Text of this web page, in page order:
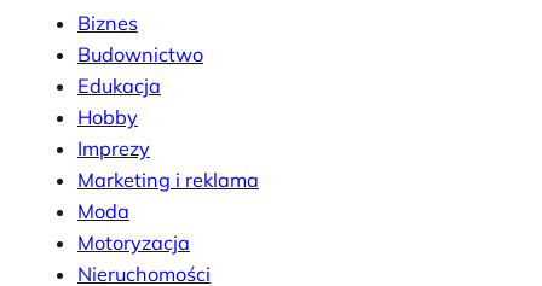
Biznes
Budownictwo
Edukacja
Hobby
Imprezy
Marketing i reklama
Moda
Motoryzacja
Nieruchomości